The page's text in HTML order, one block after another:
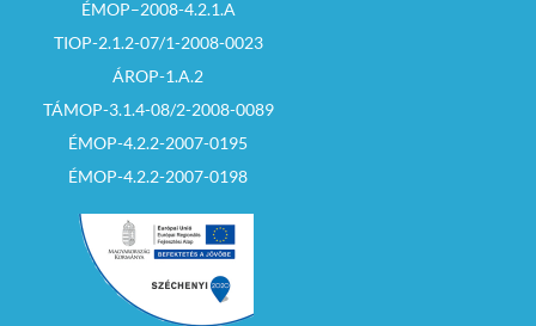
ÉMOP–2008-4.2.1.A
TIOP-2.1.2-07/1-2008-0023
ÁROP-1.A.2
TÁMOP-3.1.4-08/2-2008-0089
ÉMOP-4.2.2-2007-0195
ÉMOP-4.2.2-2007-0198